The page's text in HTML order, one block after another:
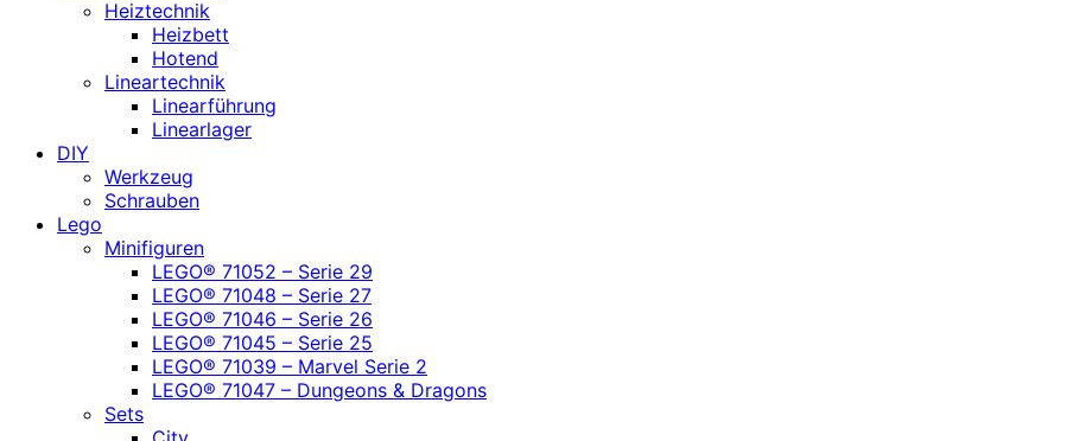
Heiztechnik
Heizbett
Hotend
Lineartechnik
Linearführung
Linearlager
DIY
Werkzeug
Schrauben
Lego
Minifiguren
LEGO® 71052 – Serie 29
LEGO® 71048 – Serie 27
LEGO® 71046 – Serie 26
LEGO® 71045 – Serie 25
LEGO® 71039 – Marvel Serie 2
LEGO® 71047 – Dungeons & Dragons
Sets